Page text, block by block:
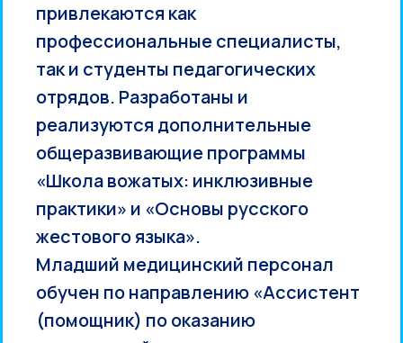
привлекаются как
профессиональные специалисты,
так и студенты педагогических
отрядов. Разработаны и
реализуются дополнительные
общеразвивающие программы
«Школа вожатых: инклюзивные
практики» и «Основы русского
жестового языка».
Младший медицинский персонал
обучен по направлению «Ассистент
(помощник) по оказанию